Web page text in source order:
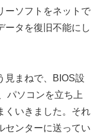
ーソフトをネットで
ータを復旧不能にし
見まねで、BIOS設
パソコンを立ち上
くいきました。それ
センターに送ってい